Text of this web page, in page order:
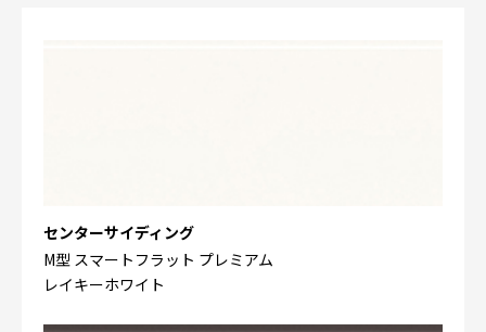
センターサイディング
M型 スマートフラット プレミアム
レイキーホワイト